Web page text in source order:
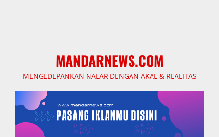
MANDARNEWS.COM
MENGEDEPANKAN NALAR DENGAN AKAL & REALITAS